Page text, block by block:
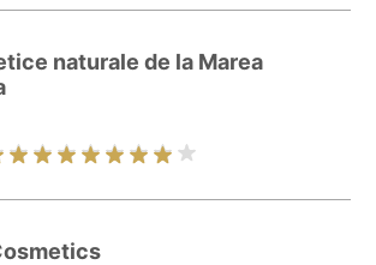
naturale de la Marea